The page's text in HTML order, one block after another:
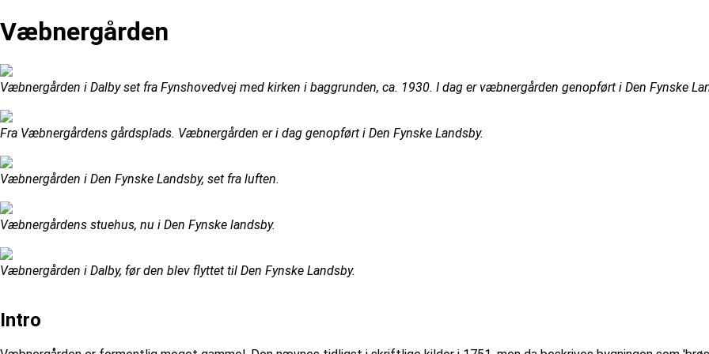
Væbnergården
Væbnergården i Dalby set fra Fynshovedvej med kirken i baggrunden, ca. 1930. I dag er væbnergården genopført i Den Fynske
Fra Væbnergårdens gårdsplads. Væbnergården er i dag genopført i Den Fynske Landsby.
Væbnergården i Den Fynske Landsby, set fra luften.
Væbnergårdens stuehus, nu i Den Fynske landsby.
Væbnergården i Dalby, før den blev flyttet til Den Fynske Landsby.
Intro